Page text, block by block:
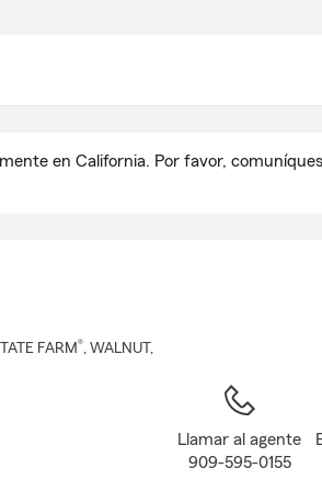
en California. Por favor,
FARM®, WALNUT ,
Llamar al agente
909-595-0155